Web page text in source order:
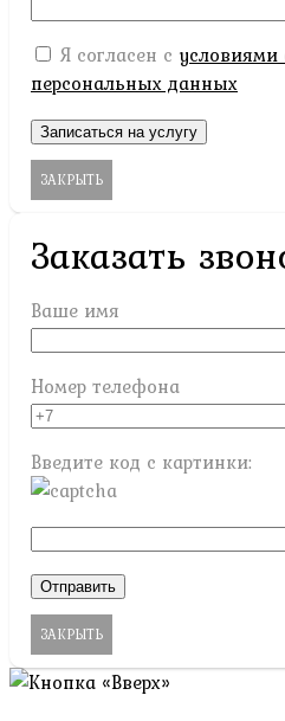
Я согласен с условиями
персональных данных
ЗАКРЫТЬ
Заказать
Ваше имя
Номер телефона
Введите код с картинки:
ЗАКРЫТЬ